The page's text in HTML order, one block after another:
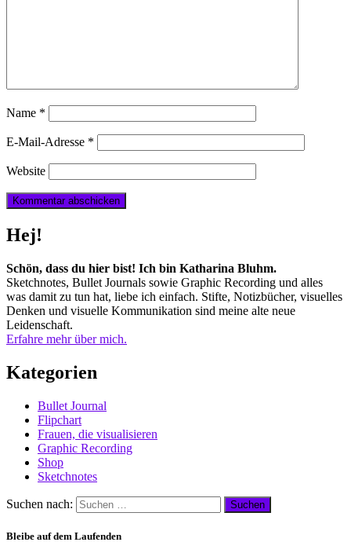
Name *
E-Mail-Adresse *
Website
Hej!
Schön, dass du hier bist! Ich bin Katharina Bluhm.
Sketchnotes, Bullet Journals sowie Graphic Recording und alles
was damit zu tun hat, liebe ich einfach. Stifte, Notizbücher, visuelles
Denken und visuelle Kommunikation sind meine alte neue
Leidenschaft.
Erfahre mehr über mich.
Kategorien
Bullet Journal
Flipchart
Frauen, die visualisieren
Graphic Recording
Shop
Sketchnotes
Suchen nach:
Bleibe auf dem Laufenden